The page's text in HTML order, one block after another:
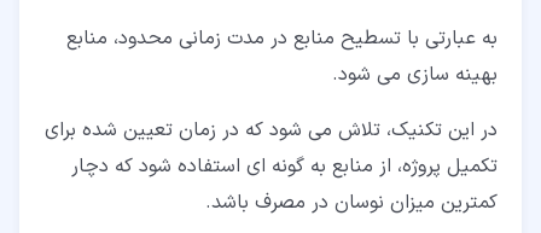
به عبارتی با تسطیح منابع در مدت زمانی محدود، منابع
بهینه سازی می شود.
در این تکنیک، تلاش می شود که در زمان تعیین شده برای
تکمیل پروژه، از منابع به گونه ای استفاده شود که دچار
کمترین میزان نوسان در مصرف باشد.